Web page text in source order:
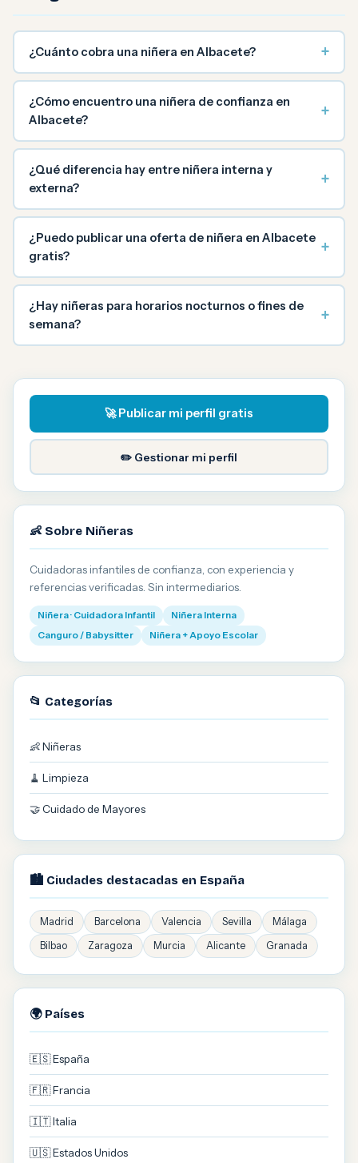
¿Cuánto cobra una niñera en Albacete? +
¿Cómo encuentro una niñera de confianza en
Albacete?
+
¿Qué diferencia hay entre niñera interna y
externa?
+
¿Puedo publicar una oferta de niñera en Albacete
gratis?
+
¿Hay niñeras para horarios nocturnos o fines de
semana?
+
🚀 Publicar mi perfil gratis
✏️ Gestionar mi perfil
👶 Sobre Niñeras
Cuidadoras infantiles de confianza, con experiencia y
referencias verificadas. Sin intermediarios.
Niñera · Cuidadora Infantil
Niñera Interna
Canguro / Babysitter
Niñera + Apoyo Escolar
📂 Categorías
👶 Niñeras
🧹 Limpieza
🤝 Cuidado de Mayores
🏙️ Ciudades destacadas en España
Madrid Barcelona Valencia Sevilla
Málaga
Bilbao
Zaragoza Murcia Alicante Granada
🌍 Países
🇪🇸 España
🇫🇷 Francia
🇮🇹 Italia
🇺🇸 Estados Unidos